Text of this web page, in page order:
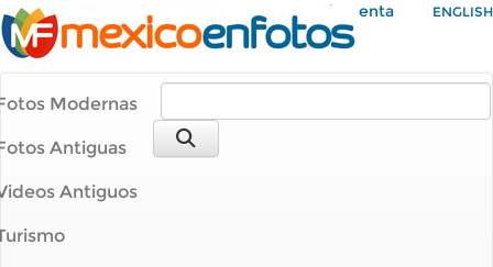
Mi Cuenta ENGLISH
Modernas
Antiguas
Antiguos